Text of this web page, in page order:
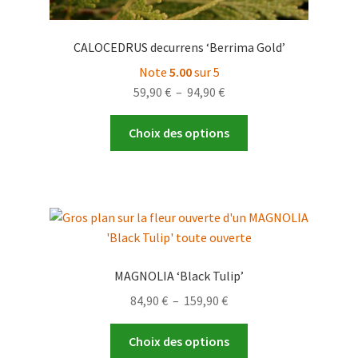
CALOCEDRUS decurrens ‘Berrima Gold’
Note 5.00sur 5
59,90 € – 94,90 €Plage
de
prix :
59,90 €
Choix des options
Les
options
sur
MAGNOLIA ‘Black Tulip’
84,90 € – 159,90 €Plage
prix :
Choix des options